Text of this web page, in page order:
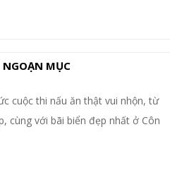
MỤC
cuộc thi nấu ăn thật vui nhộn, từ
cùng với bãi biển đẹp nhất ở Côn